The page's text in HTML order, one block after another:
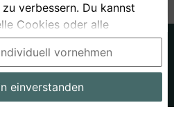
Datenschutz
AGB
Preise
verbessern. Du kannst
Cookies oder alle
kannst Deine
in unseren Cookie- und
ändern. Dieser Link ist
finden. Wenn Du mehr
vornehmen
einverstanden